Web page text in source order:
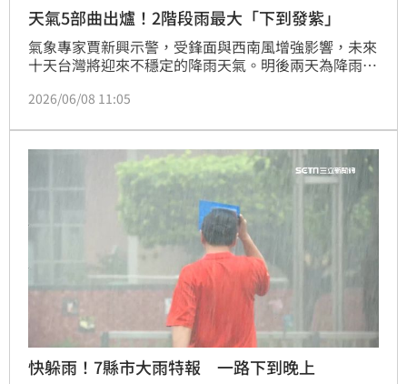
天氣5部曲出爐！2階段雨最大「下到發紫」
氣象專家賈新興示警，受鋒面與西南風增強影響，未來
十天台灣將迎來不穩定的降雨天氣。明後兩天為降雨高
更有局部豪雨發生的機率。週五至週日鋒面再度籠罩，
週起受西南風前緣影響，降雨型態延續。提醒民眾外出
務必攜帶雨具，並避免前往山區活動，隨時掌握最新氣
象資訊，因應劇烈天氣變化。
2026/06/08 11:05
快躲雨！7縣市大雨特報 一路下到晚上